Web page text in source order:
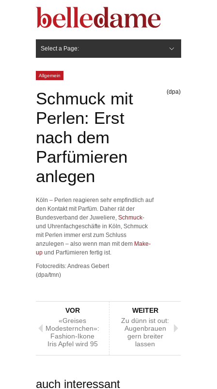
Select a Page:
Allgemein
Schmuck mit
Perlen: Erst
nach dem
Parfümieren
anlegen
(dpa)
Köln – Perlen reagieren sehr empfindlich auf
den Kontakt mit Parfüm. Daher rät der
Bundesverband der Juweliere, Schmuck-
und Uhrenfachgeschäfte in Köln, Schmuck
mit Perlen immer erst zum Schluss
anzulegen – also wenn man mit dem Make-
up und Parfümieren fertig ist.
Fotocredits: Andreas Gebert
(dpa/tmn)
VOR
«Greises
Modesternchen»:
Fashion-Ikone
Iris Apfel wird 95
WEITER
Zu dünn ist out:
Augenbrauen
gern breiter
lassen
auch interessant